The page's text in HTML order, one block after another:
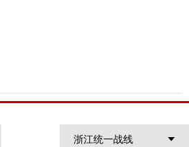
浙江统一战线